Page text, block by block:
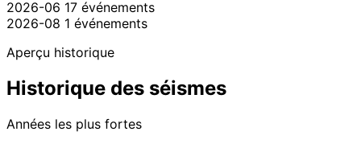
2026-06 17 événements
2026-08 1 événements
Aperçu historique
Historique des séismes
Années les plus fortes